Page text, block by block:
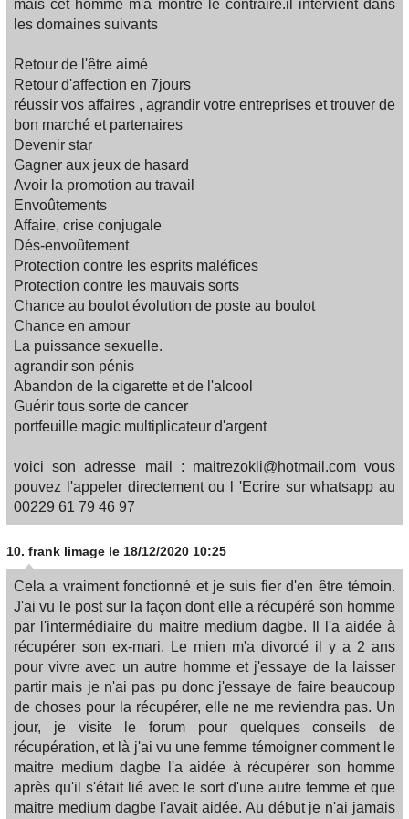
mais cet homme m'a montré le contraire.il intervient dans
les domaines suivants
Retour de l'être aimé
Retour d'affection en 7jours
réussir vos affaires , agrandir votre entreprises et trouver de
bon marché et partenaires
Devenir star
Gagner aux jeux de hasard
Avoir la promotion au travail
Envoûtements
Affaire, crise conjugale
Dés-envoûtement
Protection contre les esprits maléfices
Protection contre les mauvais sorts
Chance au boulot évolution de poste au boulot
Chance en amour
La puissance sexuelle.
agrandir son pénis
Abandon de la cigarette et de l'alcool
Guérir tous sorte de cancer
portfeuille magic multiplicateur d'argent
voici son adresse mail : maitrezokli@hotmail.com vous
pouvez l'appeler directement ou l 'Ecrire sur whatsapp au
00229 61 79 46 97
10. frank limage le 18/12/2020 10:25
Cela a vraiment fonctionné et je suis fier d'en être témoin.
J'ai vu le post sur la façon dont elle a récupéré son homme
par l'intermédiaire du maitre medium dagbe. Il l'a aidée à
récupérer son ex-mari. Le mien m'a divorcé il y a 2 ans
pour vivre avec un autre homme et j'essaye de la laisser
partir mais je n'ai pas pu donc j'essaye de faire beaucoup
de choses pour la récupérer, elle ne me reviendra pas. Un
jour, je visite le forum pour quelques conseils de
récupération, et là j'ai vu une femme témoigner comment le
maitre medium dagbe l'a aidée à récupérer son homme
après qu'il s'était lié avec le sort d'une autre femme et que
maitre medium dagbe l'avait aidée. Au début je n'ai jamais